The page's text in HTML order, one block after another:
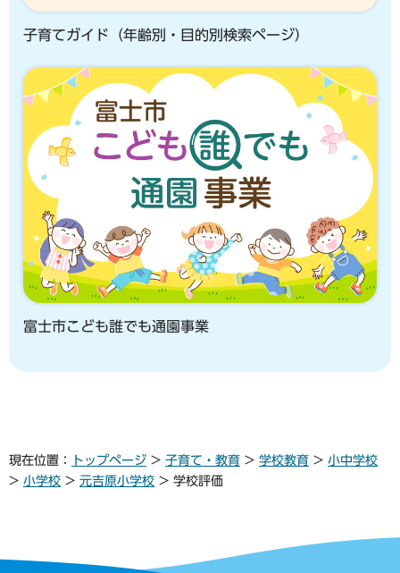
子育てガイド（年齢別・目的別検索ページ）
富士市こども誰でも通園事業
現在位置： トップページ > 子育て・教育 > 学校教育 > 小中学校
> 小学校 > 元吉原小学校 > 学校評価